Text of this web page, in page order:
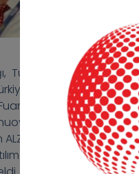
Türkiye Odalar ve
Seyahat
düzenledi.
tanıtmak ve
Fuar yoğun ilgi
olan fuarın